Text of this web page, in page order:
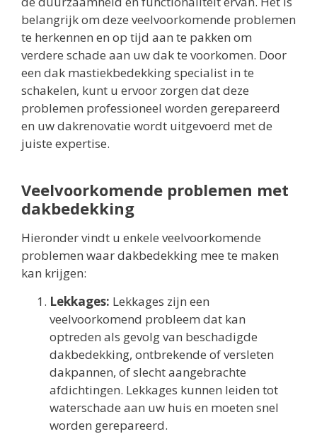
belangrijk om deze veelvoorkomende problemen
te herkennen en op tijd aan te pakken om
verdere schade aan uw dak te voorkomen. Door
een dak mastiekbedekking specialist in te
schakelen, kunt u ervoor zorgen dat deze
problemen professioneel worden gerepareerd
en uw dakrenovatie wordt uitgevoerd met de
juiste expertise.
Veelvoorkomende problemen met
dakbedekking
Hieronder vindt u enkele veelvoorkomende
problemen waar dakbedekking mee te maken
kan krijgen:
Lekkages: Lekkages zijn een
veelvoorkomend probleem dat kan
optreden als gevolg van beschadigde
dakbedekking, ontbrekende of versleten
dakpannen, of slecht aangebrachte
afdichtingen. Lekkages kunnen leiden tot
waterschade aan uw huis en moeten snel
worden gerepareerd.